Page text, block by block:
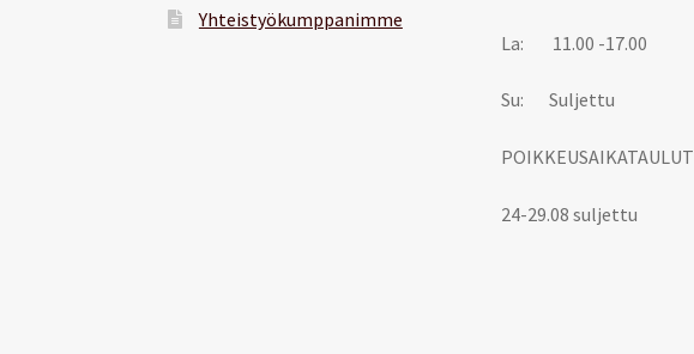
Yhteistyökumppanimme
La: 11.00 -17.00
Su: Suljettu
POIKKEUSAIKATAULUT
24-29.08 suljettu